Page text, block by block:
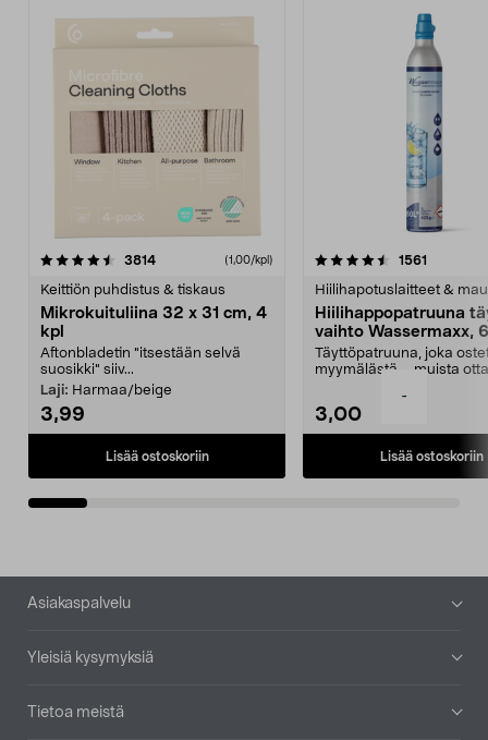
-
3814arvostelut (1,00/kpl)
Keittiön puhdistus & tiskaus
Mikrokuituliina 32 x 31 cm, 4
kpl
Aftonbladetin "itsestään selvä
suosikki" siiv...
Laji: Harmaa/beige
3,99
Lisää ostoskoriin
4.5viidestä
1561
Hiilihapotuslaitteet &
Hiilihappopatruuna
vaihto Wassermaxx,
Täyttöpatruuna, joka
myymälästä – muista
3,00
Lisää ostoskoriin
4.5viidestä
Alatunniste
Asiakaspalvelu
Yleisiä kysymyksiä
Tietoa meistä